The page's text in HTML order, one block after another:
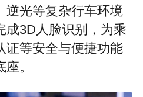
逆光等复杂行车环境
成3D人脸识别，为乘
证等安全与便捷功能
。